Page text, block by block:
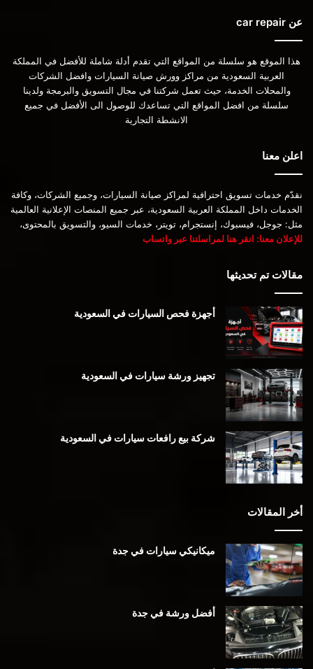
عن car repair
هذا الموقع هو سلسلة من المواقع التي تقدم أدلة شاملة للأفضل في المملكة
العربية السعودية من مراكز وورش صيانة السيارات وافضل الشركات
والمحلات الخدمة، حيث تعمل شركتنا في مجال التسويق والبرمجة ولدينا
سلسلة من افضل المواقع التي تساعدك للوصول الى الأفضل في جميع
الانشطة التجارية
اعلن معنا
نقدّم خدمات تسويق احترافية لمراكز صيانة السيارات، وجميع الشركات، وكافة
الخدمات داخل المملكة العربية السعودية، عبر جميع المنصات الإعلانية العالمية
مثل: جوجل، فيسبوك، إنستجرام، تويتر، خدمات السيو، والتسويق بالمحتوى،
للإعلان معنا: انقر هنا لمراسلتنا عبر واتساب
مقالات تم تحديثها
أجهزة فحص السيارات في السعودية
تجهيز ورشة سيارات في السعودية
شركة بيع رافعات سيارات في السعودية
أخر المقالات
ميكانيكي سيارات في جدة
أفضل ورشة في جدة